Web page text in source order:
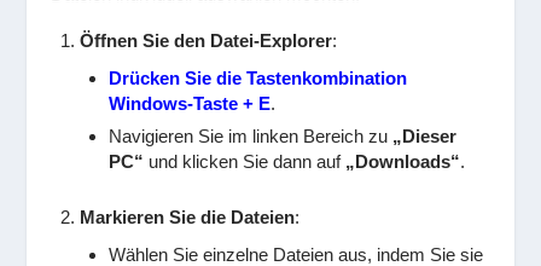
Öffnen Sie den Datei-Explorer:
Drücken Sie die Tastenkombination
Windows-Taste + E.
Navigieren Sie im linken Bereich zu „Dieser
PC“ und klicken Sie dann auf „Downloads“.
Markieren Sie die Dateien:
Wählen Sie einzelne Dateien aus, indem Sie sie